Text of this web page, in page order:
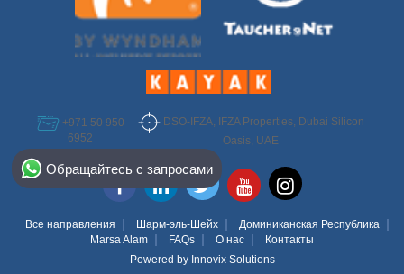
+971 50 950
6952
DSO-IFZA, IFZA Properties, Dubai Silicon
Oasis, UAE
Все направления Шарм-эль-Шейх
Доминиканская Республика
Marsa Alam
FAQs О нас
Контакты
Powered by Innovix Solutions
Обращайтесь с запросами
Select Destination
Egypt
Bahamas